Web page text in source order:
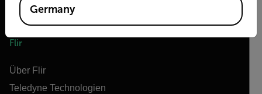
Flir
Über Flir
Teledyne Technologien
Germany